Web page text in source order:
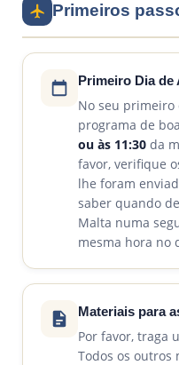
Primeiros
Primeiro Dia de
No seu primeiro
programa de
ou às 11:30 da
favor, verifique
lhe foram
saber quando
Malta numa
mesma hora no
Materiais para
Por favor, traga
Todos os outros